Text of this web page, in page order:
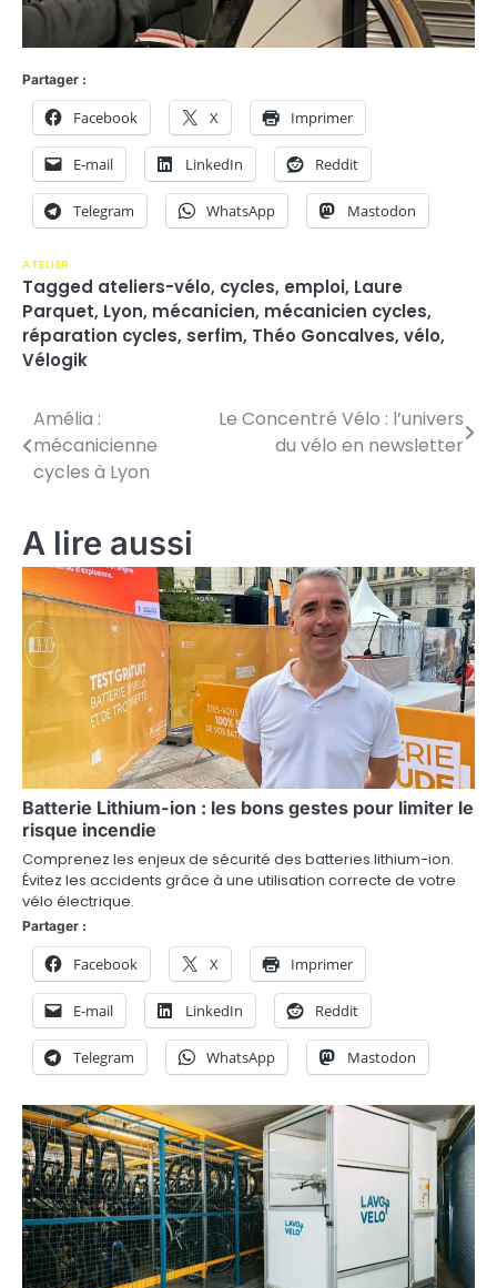
Partager :
Facebook X Imprimer
E-mail LinkedIn Reddit
Telegram WhatsApp Mastodon
ATELIER
Tagged ateliers-vélo, cycles, emploi, Laure
Parquet, Lyon, mécanicien, mécanicien cycles,
réparation cycles, serfim, Théo Goncalves, vélo,
Vélogik
N
a
i
g
a
t
i
o
n
d
e
l
a
i
c
l
e
Amélia :
mécanicienne
cycles à Lyon
Le Concentré Vélo : l’univers
du vélo en newsletter
A lire aussi
Batterie Lithium-ion : les bons gestes pour limiter le
risque incendie
Comprenez les enjeux de sécurité des batteries lithium-ion.
Évitez les accidents grâce à une utilisation correcte de votre
vélo électrique.
Partager :
Facebook X Imprimer
E-mail LinkedIn Reddit
Telegram WhatsApp Mastodon